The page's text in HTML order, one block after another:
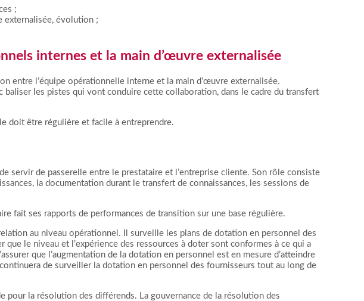
;
externalisée, évolution ;
internes et la main d’œuvre externalisée
entre l’équipe opérationnelle interne et la main d’œuvre externalisée.
baliser les pistes qui vont conduire cette collaboration, dans le cadre du transfert
doit être régulière et facile à entreprendre.
servir de passerelle entre le prestataire et l’entreprise cliente. Son rôle consiste
la documentation durant le transfert de connaissances, les sessions de
fait ses rapports de performances de transition sur une base régulière.
au niveau opérationnel. Il surveille les plans de dotation en personnel des
le niveau et l’expérience des ressources à doter sont conformes à ce qui a
que l’augmentation de la dotation en personnel est en mesure d’atteindre
de surveiller la dotation en personnel des fournisseurs tout au long de
pour la résolution des différends. La gouvernance de la résolution des